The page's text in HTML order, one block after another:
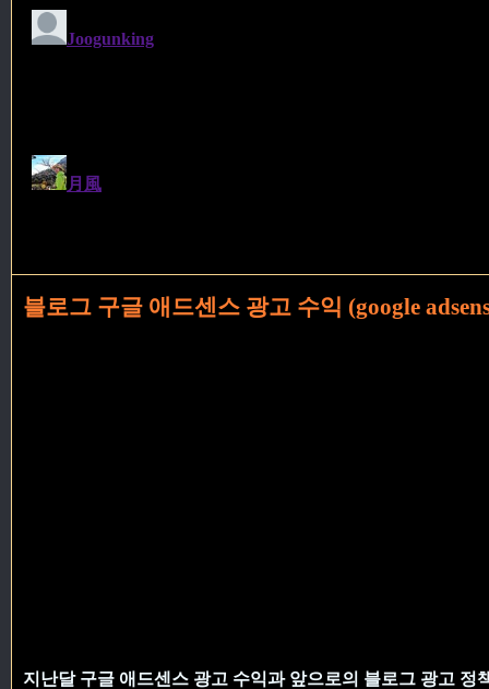
블로그 구글 애드센스 광고 수익 (google
지난달 구글 애드센스 광고 수익과 앞으로의 블로그 광고 정